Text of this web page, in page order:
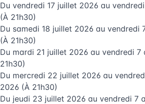
Duvendredi 17 juillet 2026au
(À 21h30)
Du samedi 18 juillet 2026auvendredi
(À 21h30)
Du mardi 21 juillet 2026auvendredi 7
21h30)
Du mercredi 22 juillet 2026au
2026 (À 21h30)
Du jeudi 23 juillet 2026auvendredi 7